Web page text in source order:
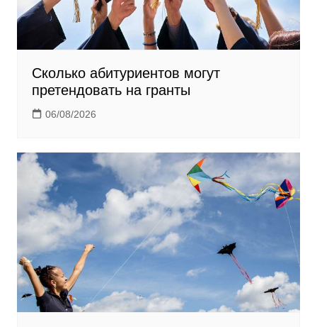
Сколько абитуриентов могут
претендовать на гранты
06/08/2026